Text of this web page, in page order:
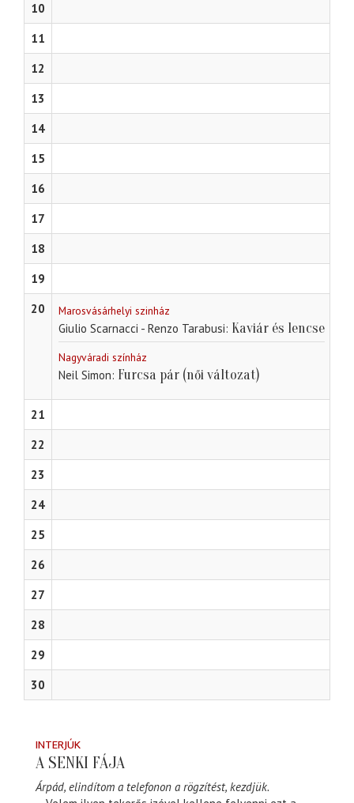
10
11
12
13
14
15
16
17
18
19
20
Marosvásárhelyi szinház
Giulio Scarnacci - Renzo Tarabusi Kaviár és lencse
Nagyváradi színház
Neil Simon Furcsa pár (női változat)
21
22
23
24
25
26
27
28
29
30
INTERJÚK
A SENKI FÁJA
Árpád, elindítom a telefonon a rögzítést, kezdjük.